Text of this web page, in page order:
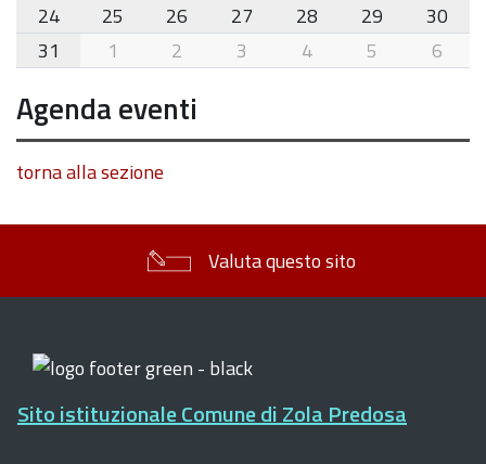
24
25 26 27 28 29
30
31
1 2 3 4 5 6
Agenda eventi
torna alla sezione
Valuta questo sito
Sito istituzionale Comune di Zola Predosa